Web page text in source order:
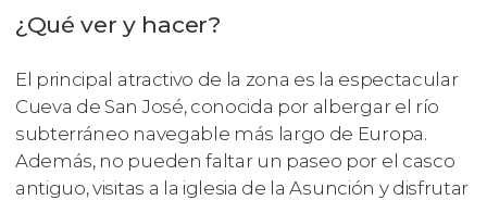
¿Qué ver y hacer?
El principal atractivo de la zona es la espectacular
Cueva de San José, conocida por albergar el río
subterráneo navegable más largo de Europa.
Además, no pueden faltar un paseo por el casco
antiguo, visitas a la iglesia de la Asunción y disfrutar